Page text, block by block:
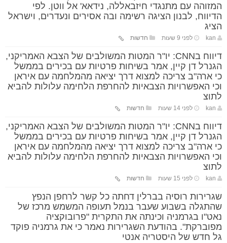
המזוהה עם מתנגדי חיזבאללה, נידאא' אל ווטן. לפי
הדיווח, לבנון הציגה רשימה ובה אסירים ונעדרים, וישראל
הציג
kan לפני 9 שעות חדשות
דיווח בCNN: יו"ר המטות המשולבים של הצבא האמריקני,
הגנרל דן קיין, אמר בשיחות פרטיות עם בכירים בממשל
כי ארה"ב צריכה למצוא דרך יציאה מהמלחמה עם איראן
וכי האפשרויות הצבאיות להחרפת הלחימה עלולות להביא
לתוצ
kan לפני 14 שעות חדשות
דיווח בCNN: יו"ר המטות המשולבים של הצבא האמריקני,
הגנרל דן קיין, אמר בשיחות פרטיות עם בכירים בממשל
כי ארה"ב צריכה למצוא דרך יציאה מהמלחמה עם איראן
וכי האפשרויות הצבאיות להחרפת הלחימה עלולות להביא
לתוצ
kan לפני 15 שעות חדשות
שגרירות רוסיה בברלין דחתה כל קשר לרחפן הנפץ
שהתגלה בשבוע שעבר בנמל תעופה המשמש מרכז של
נאט"ו בגרמניה וכינתה את התקרית "פרובוקציה
מפוברקת". בהודעת השגרירות נאמר כי את גרמניה פוקד
גל חדש של היסטריה אנטי